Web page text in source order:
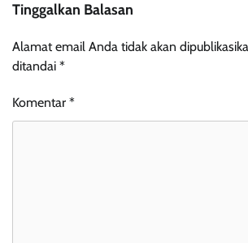
Tinggalkan Balasan
Alamat email Anda tidak akan
ditandai *
Komentar *